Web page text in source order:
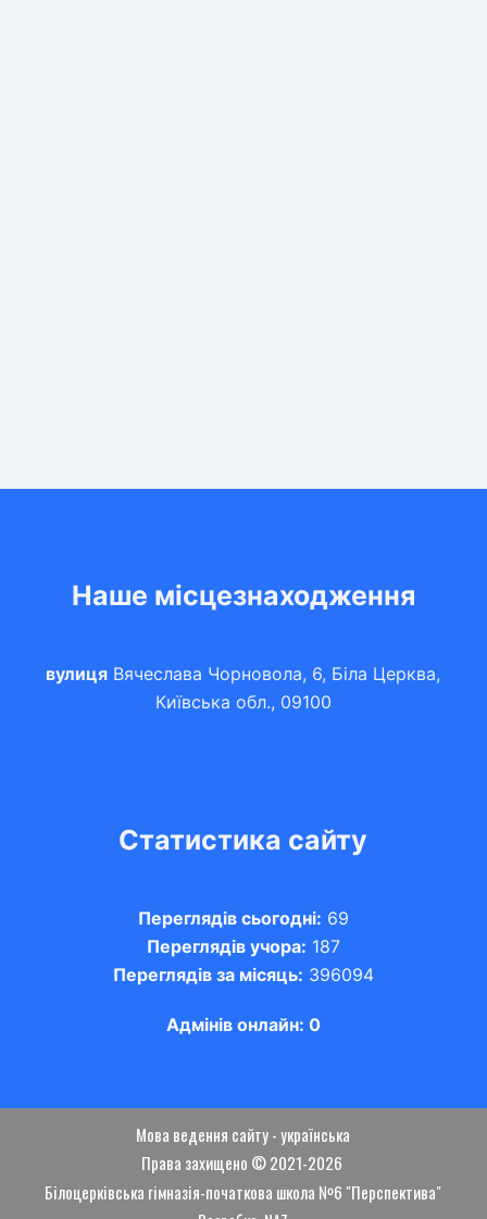
Наше місцезнаходження
вулиця Вячеслава Чорновола, 6, Біла Церква,
Київська обл., 09100
Статистика сайту
Переглядів сьогодні: 69
Переглядів учора: 187
Переглядів за місяць: 396094
Адмінів онлайн: 0
Мова ведення сайту - українська
Права захищено © 2021-2026
Білоцерківська гімназія-початкова школа №6 "Перспектива"